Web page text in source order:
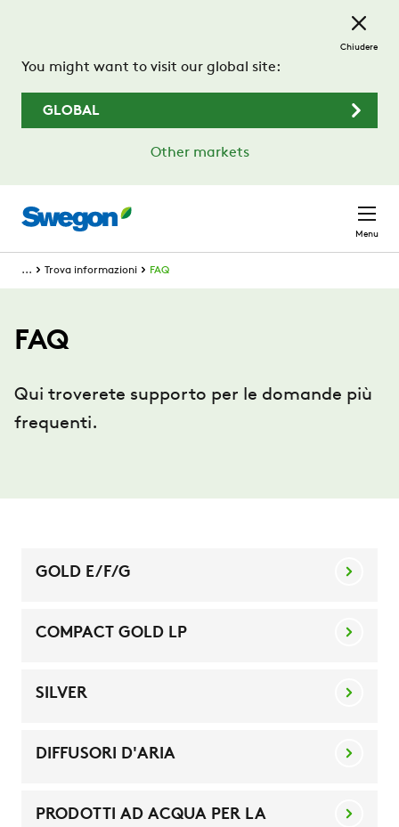
You might want to visit our global site:
GLOBAL
Other markets
Chiudere
Menu
... Trova informazioni FAQ
FAQ
Qui troverete supporto per le domande più
frequenti.
GOLD E/F/G
COMPACT GOLD LP
SILVER
DIFFUSORI D'ARIA
PRODOTTI AD ACQUA PER LA